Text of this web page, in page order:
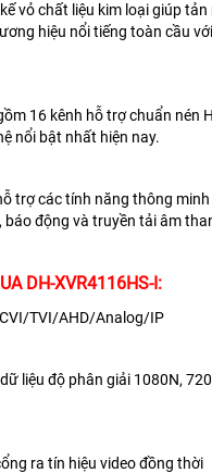
vỏ chất liệu kim loại giúp
hiệu nổi tiếng toàn cầu
16 kênh hỗ trợ chuẩn nén
nổi bật nhất hiện nay.
trợ các tính năng thông
báo động và truyền tải âm
DH-XVR4116HS-I:
TVI/AHD/Analog/IP
liệu độ phân giải 1080N,
ra tín hiệu video đồng thời